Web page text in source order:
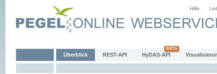
Hilfe
Überblick REST-API HyDAS-API